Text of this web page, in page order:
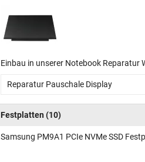
Einbau in unserer Notebook Reparatur
Reparatur Pauschale Display
Festplatten (10)
Samsung PM9A1 PCIe NVMe SSD